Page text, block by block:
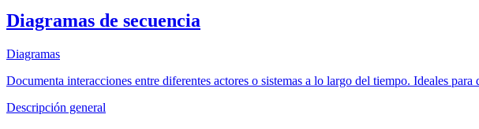
Diagramas de secuencia
Diagramas
Documenta interacciones entre diferentes actores o sistemas a lo largo del tiempo. Ideales
Descripción general